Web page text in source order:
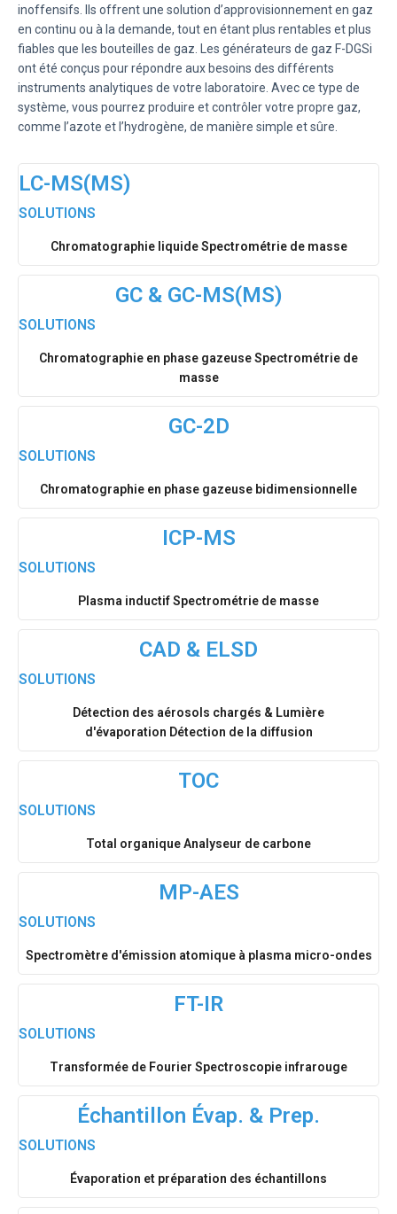
inoffensifs. Ils offrent une solution d’approvisionnement en gaz
en continu ou à la demande, tout en étant plus rentables et plus
fiables que les bouteilles de gaz. Les générateurs de gaz F-DGSi
ont été conçus pour répondre aux besoins des différents
instruments analytiques de votre laboratoire. Avec ce type de
système, vous pourrez produire et contrôler votre propre gaz,
comme l’azote et l’hydrogène, de manière simple et sûre.
LC-MS(MS)
SOLUTIONS
Chromatographie liquide Spectrométrie de masse
GC & GC-MS(MS)
SOLUTIONS
Chromatographie en phase gazeuse Spectrométrie de
masse
GC-2D
SOLUTIONS
Chromatographie en phase gazeuse bidimensionnelle
ICP-MS
SOLUTIONS
Plasma inductif Spectrométrie de masse
CAD & ELSD
SOLUTIONS
Détection des aérosols chargés & Lumière
d'évaporation Détection de la diffusion
TOC
SOLUTIONS
Total organique Analyseur de carbone
MP-AES
SOLUTIONS
Spectromètre d'émission atomique à plasma micro-ondes
FT-IR
SOLUTIONS
Transformée de Fourier Spectroscopie infrarouge
Échantillon Évap. & Prep.
SOLUTIONS
Évaporation et préparation des échantillons